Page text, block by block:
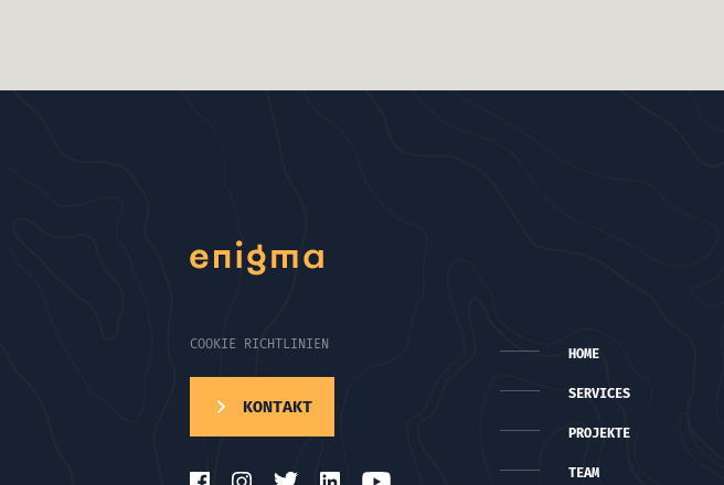
COOKIE RICHTLINIEN
KONTAKT
HOME
SERVICES
PROJEKTE
TEAM